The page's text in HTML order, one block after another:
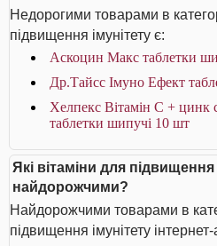
Недорогими товарами в
підвищення імунітету є:
Аскоцин Макс таблетки
Др.Тайсс Імуно Ефект
Хелпекс Вітамін С + цинк
таблетки шипучі 10 шт
Які вітаміни для підвищення
найдорожчими?
Найдорожчими товарами в
підвищення імунітету